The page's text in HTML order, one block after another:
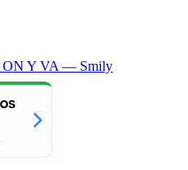
ON Y VA — Smily